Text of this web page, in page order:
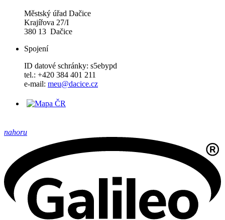
Městský úřad Dačice
Krajířova 27/I
380 13 Dačice
Spojení
ID datové schránky: s5ebypd
tel.: +420 384 401 211
e-mail: meu@dacice.cz
nahoru